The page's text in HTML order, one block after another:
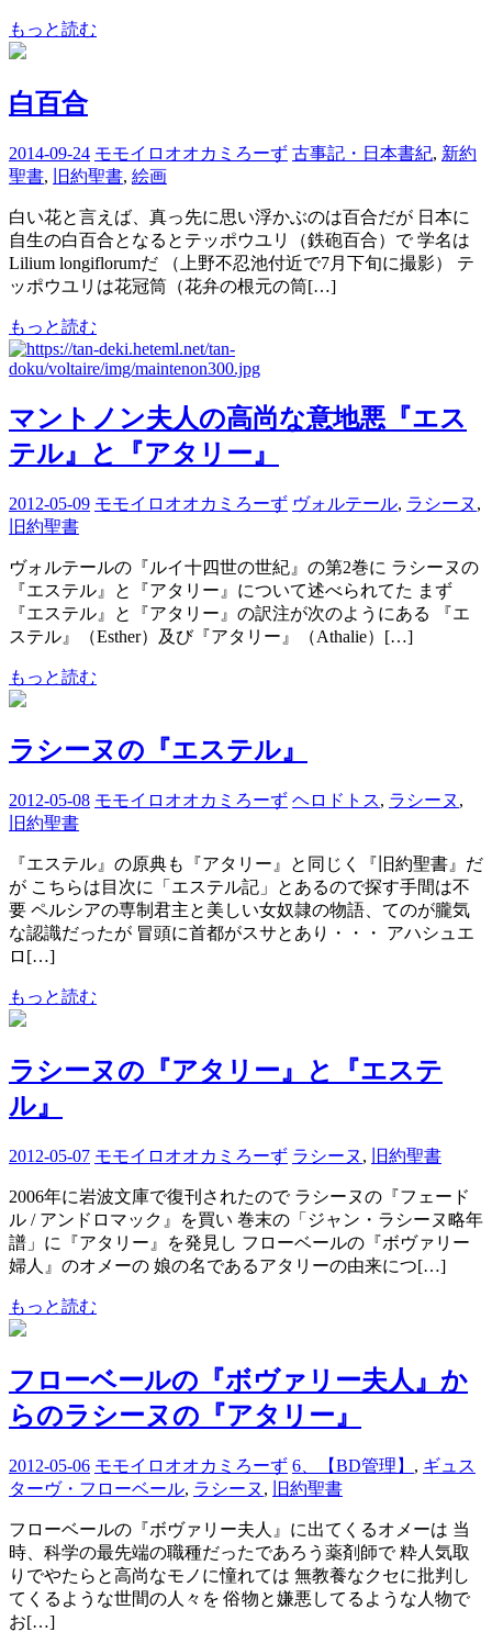
もっと読む
白百合
2014-09-24 モモイロオオカミろーず 古事記・日本書紀, 新約
聖書, 旧約聖書, 絵画
白い花と言えば、真っ先に思い浮かぶのは百合だが 日本に
自生の白百合となるとテッポウユリ（鉄砲百合）で 学名は
Lilium longiflorumだ （上野不忍池付近で7月下旬に撮影） テ
ッポウユリは花冠筒（花弁の根元の筒[…]
もっと読む
マントノン夫人の高尚な意地悪『エス
テル』と『アタリー』
2012-05-09 モモイロオオカミろーず ヴォルテール, ラシーヌ ,
旧約聖書
ヴォルテールの『ルイ十四世の世紀』の第2巻に ラシーヌの
『エステル』と『アタリー』について述べられてた まず
『エステル』と『アタリー』の訳注が次のようにある 『エ
ステル』（Esther）及び『アタリー』（Athalie）[…]
もっと読む
ラシーヌの『エステル』
2012-05-08 モモイロオオカミろーず ヘロドトス, ラシーヌ ,
旧約聖書
『エステル』の原典も『アタリー』と同じく『旧約聖書』だ
が こちらは目次に「エステル記」とあるので探す手間は不
要 ペルシアの専制君主と美しい女奴隷の物語、てのが朧気
な認識だったが 冒頭に首都がスサとあり・・・ アハシュエ
ロ[…]
もっと読む
ラシーヌの『アタリー』と『エステ
ル』
2012-05-07 モモイロオオカミろーず ラシーヌ , 旧約聖書
2006年に岩波文庫で復刊されたので ラシーヌの『フェード
ル / アンドロマック』を買い 巻末の「ジャン・ラシーヌ略年
譜」に『アタリー』を発見し フローベールの『ボヴァリー
婦人』のオメーの 娘の名であるアタリーの由来につ[…]
もっと読む
フローベールの『ボヴァリー夫人』か
らのラシーヌの『アタリー』
2012-05-06 モモイロオオカミろーず 6、【BD管理】 , ギュス
ターヴ・フローベール, ラシーヌ , 旧約聖書
フローベールの『ボヴァリー夫人』に出てくるオメーは 当
時、科学の最先端の職種だったであろう薬剤師で 粋人気取
りでやたらと高尚なモノに憧れては 無教養なクセに批判し
てくるような世間の人々を 俗物と嫌悪してるような人物で
お[…]